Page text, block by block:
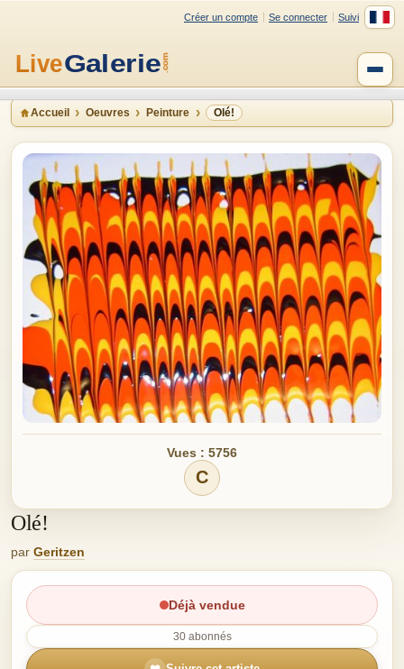
Créer un compte Se connecter Suivi
Accueil Oeuvres Peinture Olé!
Vues : 5756
C
Olé!
par Geritzen
Déjà vendue
30 abonnés